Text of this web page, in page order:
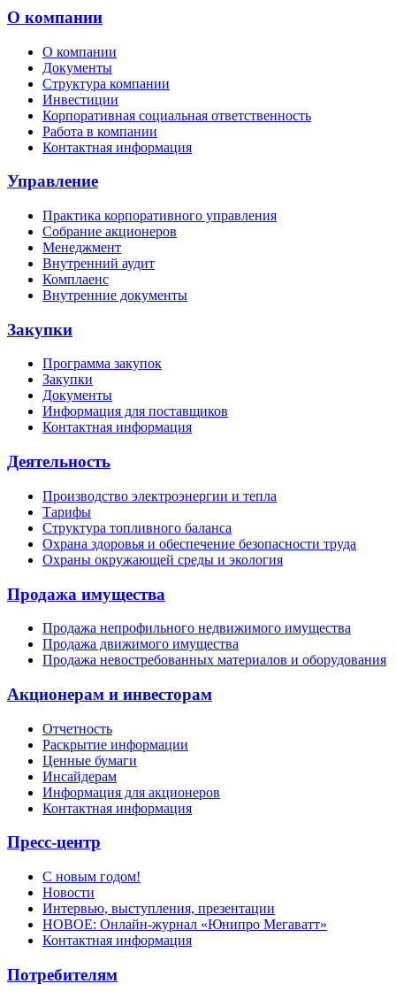
О компании
О компании
Документы
Структура компании
Инвестиции
Корпоративная социальная ответственность
Работа в компании
Контактная информация
Управление
Практика корпоративного управления
Собрание акционеров
Менеджмент
Внутренний аудит
Комплаенс
Внутренние документы
Закупки
Программа закупок
Закупки
Документы
Информация для поставщиков
Контактная информация
Деятельность
Производство электроэнергии и тепла
Тарифы
Структура топливного баланса
Охрана здоровья и обеспечение безопасности труда
Охраны окружающей среды и экология
Продажа имущества
Продажа непрофильного недвижимого имущества
Продажа движимого имущества
Продажа невостребованных материалов и оборудования
Акционерам и инвесторам
Отчетность
Раскрытие информации
Ценные бумаги
Инсайдерам
Информация для акционеров
Контактная информация
Пресс-центр
С новым годом!
Новости
Интервью, выступления, презентации
НОВОЕ: Онлайн-журнал «Юнипро Мегаватт»
Контактная информация
Потребителям